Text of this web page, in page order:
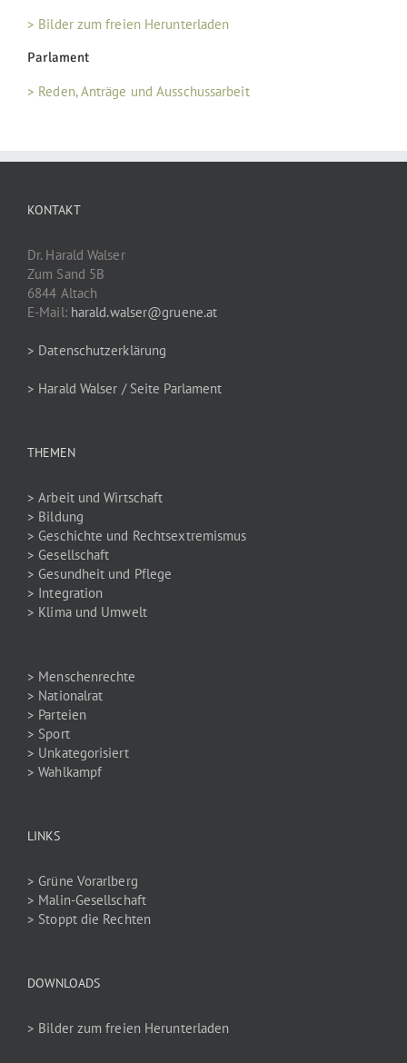
> Bilder zum freien Herunterladen
Parlament
> Reden, Anträge und Ausschussarbeit
KONTAKT
Dr. Harald Walser
Zum Sand 5B
6844 Altach
E-Mail: harald.walser@gruene.at
> Datenschutzerklärung
> Harald Walser / Seite Parlament
THEMEN
> Arbeit und Wirtschaft
> Bildung
> Geschichte und Rechtsextremismus
> Gesellschaft
> Gesundheit und Pflege
> Integration
> Klima und Umwelt
> Menschenrechte
> Nationalrat
> Parteien
> Sport
> Unkategorisiert
> Wahlkampf
LINKS
> Grüne Vorarlberg
> Malin-Gesellschaft
> Stoppt die Rechten
DOWNLOADS
> Bilder zum freien Herunterladen